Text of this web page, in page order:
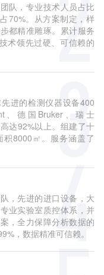
队，专业技术人员占比
70%。从方案制定，样
都精准雕琢。累计服务
术领先过硬、可信赖的
进的检测仪器设备400
、德国Bruker、瑞士
达92%以上。组建了十
8000㎡。服务涵盖了
，先进的进口设备，大
业实验室质控体系，并
，全力保障分析数据的
，数据精准可信赖。